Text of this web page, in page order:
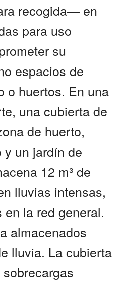
recogida— en
para uso
su
espacios de
o huertos. En una
una cubierta de
de huerto,
y un jardín de
12 m³ de
lluvias intensas,
la red general.
almacenados
lluvia. La cubierta